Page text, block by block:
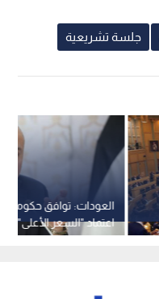
جلسة تشريعية
العودات: توافق حكومي
اعتماد "السعر الأعلى"
التعويض عند الاستملاك إلى